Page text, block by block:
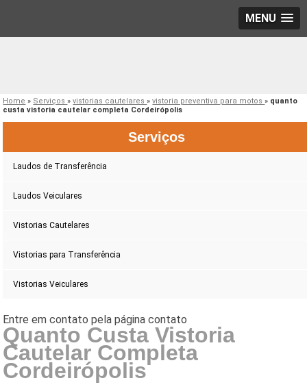
MENU
Home » Serviços»vistorias cautelares»vistoria preventiva para motos» quanto
custa vistoria cautelar completa Cordeirópolis
Serviços
Laudos de Transferência
Laudos Veiculares
Vistorias Cautelares
Vistorias para Transferência
Vistorias Veiculares
Quanto Custa Vistoria
Cautelar Completa
Cordeirópolis